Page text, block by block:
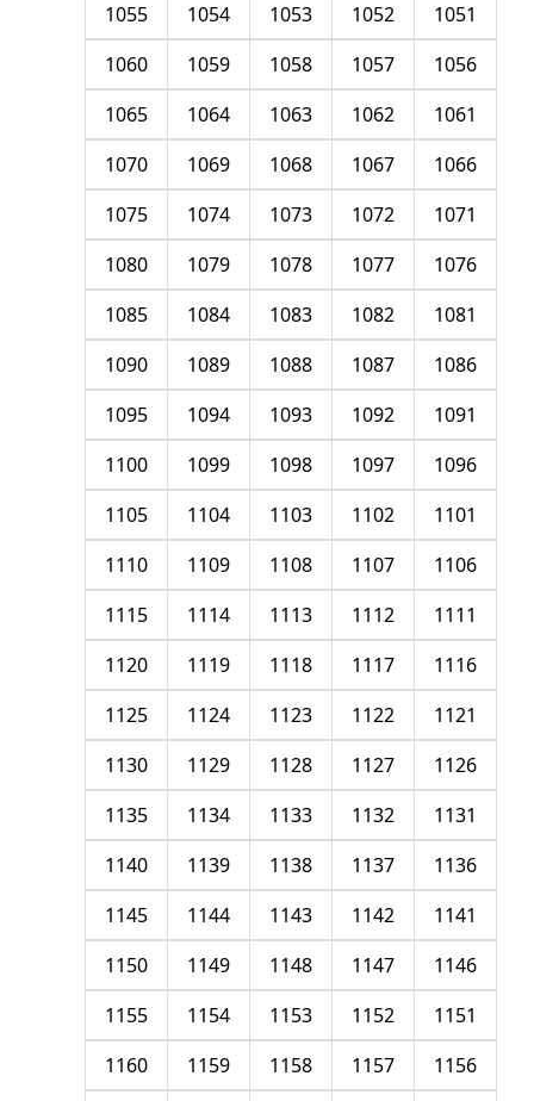
1051
1052
1053
1054
1055
1056
1057
1058
1059
1060
1061
1062
1063
1064
1065
1066
1067
1068
1069
1070
1071
1072
1073
1074
1075
1076
1077
1078
1079
1080
1081
1082
1083
1084
1085
1086
1087
1088
1089
1090
1091
1092
1093
1094
1095
1096
1097
1098
1099
1100
1101
1102
1103
1104
1105
1106
1107
1108
1109
1110
1111
1112
1113
1114
1115
1116
1117
1118
1119
1120
1121
1122
1123
1124
1125
1126
1127
1128
1129
1130
1131
1132
1133
1134
1135
1136
1137
1138
1139
1140
1141
1142
1143
1144
1145
1146
1147
1148
1149
1150
1151
1152
1153
1154
1155
1156
1157
1158
1159
1160